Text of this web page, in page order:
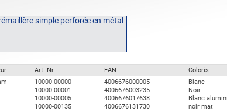
Art.-Nr. EAN
Coloris
10000-00000
10000-00001
10000-00005
10000-00135
4006676000005
4006676003235
4006676017638
4006676131730
Blanc
Noir
Blanc
noir mat